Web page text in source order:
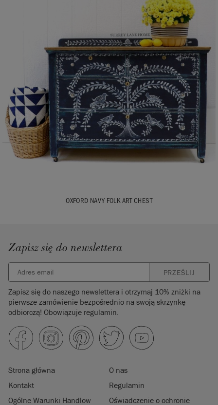
OXFORD NAVY FOLK ART CHEST
Zapisz się do newslettera
PRZEŚLIJ
Zapisz się do naszego newslettera i otrzymaj 10% zniżki na
pierwsze zamówienie bezpośrednio na swoją skrzynkę
odbiorczą! Obowiązuje regulamin.
Strona główna
O nas
Kontakt
Regulamin
Ogólne Warunki Handlow
Oświadczenie o ochronie